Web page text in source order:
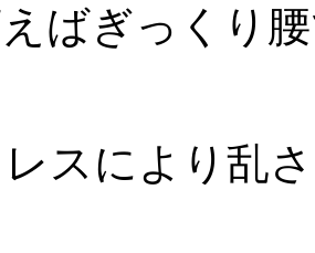
ばぎっくり
スにより乱